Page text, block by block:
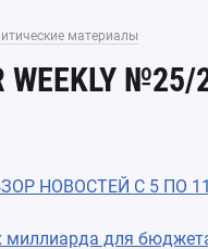
материалы
WEEKLY №25/
НОВОСТЕЙ С 5 ПО
миллиарда для